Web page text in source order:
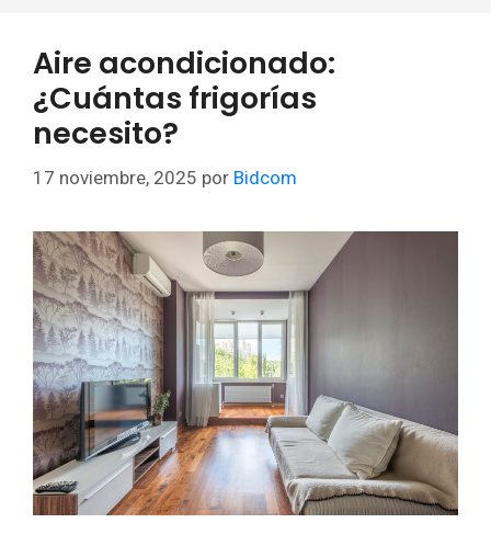
Aire acondicionado:
¿Cuántas frigorías
necesito?
17 noviembre, 2025 por Bidcom